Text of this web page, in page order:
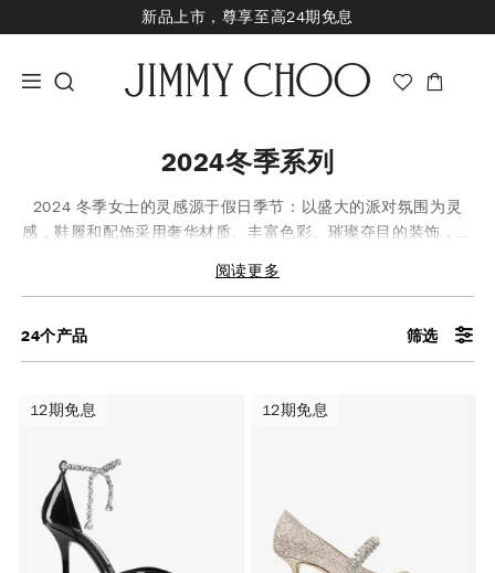
新品上市，尊享至高24期免息
王一博心意礼赠，购指定款即享限量挂饰
2024冬季系列
2024 冬季女士的灵感源于假日季节：以盛大的派对氛围为灵
感，鞋履和配饰采用奢华材质、丰富色彩、璀璨夺目的装饰，以
索冬季新款鞋履、包袋及配饰等作品。
阅读更多
24个产品 筛选
12期免息 12期免息
12期免息 12期免息